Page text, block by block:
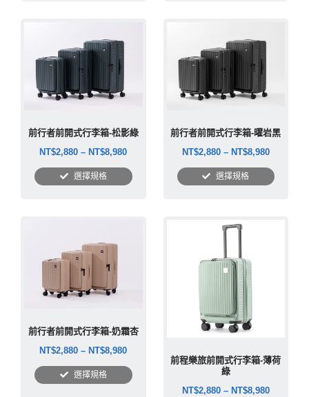
前行者前開式行李箱-松影綠
NT$2,880 – NT$8,980
選擇規格
前行者前開式行李箱-曜岩黑
NT$2,880– NT$8,980
選擇規格
前行者前開式行李箱-奶霜杏
NT$2,880 –NT$8,980
選擇規格
前程樂旅前開式行李箱-薄荷
綠
NT$2,880– NT$8,980